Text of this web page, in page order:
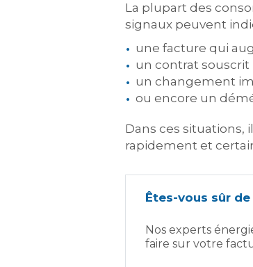
La plupart des
signaux peuvent
une facture qui
un contrat souscrit
un changement
ou encore un
Dans ces situations,
rapidement et
Êtes-vous sûr
Nos experts
faire sur votre